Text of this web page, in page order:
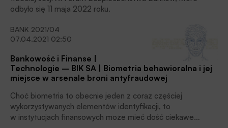
odbyło się 11 maja 2022 roku.
BANK 2021/04
07.04.2021 02:50
Bankowość i Finanse |
Technologie – BIK SA | Biometria behawioralna i jej
miejsce w arsenale broni antyfraudowej
Choć biometria to obecnie jeden z coraz częściej
wykorzystywanych elementów identyfikacji, to
w instytucjach finansowych może mieć dość ciekawe